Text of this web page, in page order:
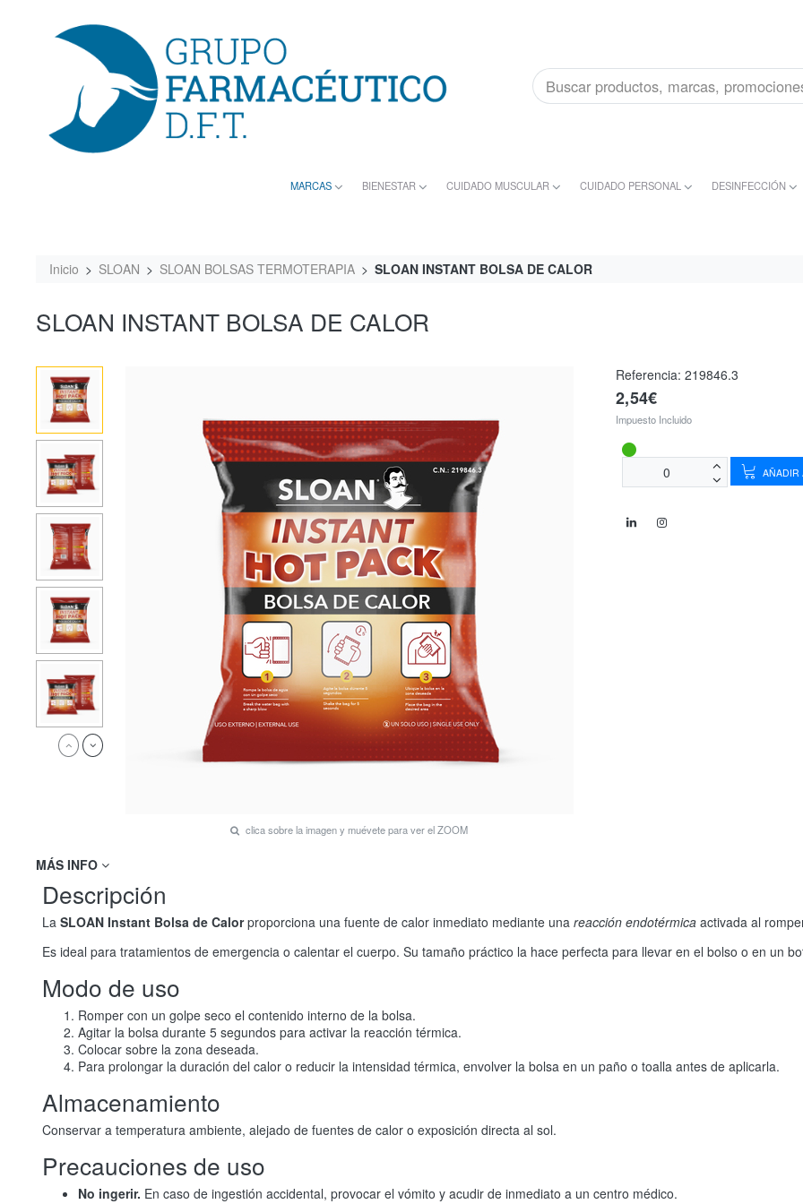
MARCAS BIENESTAR CUIDADO MUSCULAR CUIDADO PERSONAL DESINFECCIÓN
Inicio SLOAN SLOAN BOLSAS TERMOTERAPIA SLOAN INSTANT BOLSA DE CALOR
SLOAN INSTANT BOLSA DE CALOR
clica sobre la imagen y muévete para ver el ZOOM
Referencia: 219846.3
2,54€
Impuesto Incluido
AÑADIR
MÁS INFO
Descripción
La SLOAN Instant Bolsa de Calorproporciona una fuente de calor inmediato mediante una reacción endotérmica activada al
Es ideal para tratamientos de emergencia o calentar el cuerpo. Su tamaño práctico la hace perfecta para llevar en el bolso o en un
Modo de uso
Romper con un golpe seco el contenido interno de la bolsa.
Agitar la bolsa durante 5 segundos para activar la reacción térmica.
Colocar sobre la zona deseada.
Para prolongar la duración del calor o reducir la intensidad térmica, envolver la bolsa en un paño o toalla antes de aplicarla.
Almacenamiento
Conservar a temperatura ambiente, alejado de fuentes de calor o exposición directa al sol.
Precauciones de uso
No ingerir. En caso de ingestión accidental, provocar el vómito y acudir de inmediato a un centro médico.